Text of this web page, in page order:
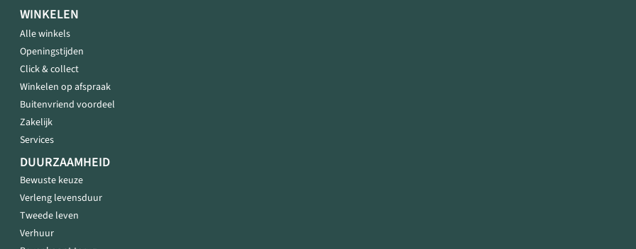
WINKELEN
Alle winkels
Openingstijden
Click & collect
Winkelen op afspraak
Buitenvriend voordeel
Zakelijk
Services
DUURZAAMHEID
Bewuste keuze
Verleng levensduur
Tweede leven
Verhuur